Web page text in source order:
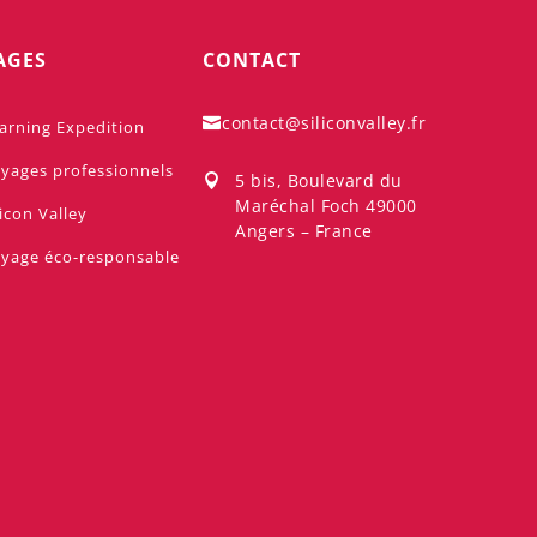
Expedition
professionnels
Valley
éco-responsable
CONTACT
contact@siliconvalley.fr

5 bis, Boulevard du
Maréchal Foch 49000
Angers – France